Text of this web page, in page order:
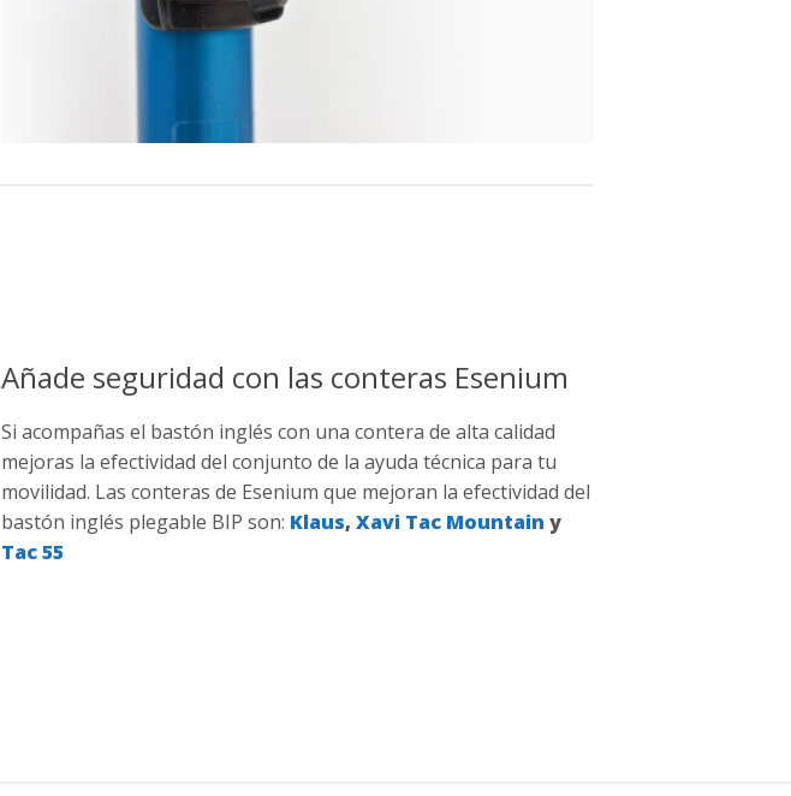
Añade seguridad con las conteras Esenium
Si acompañas el bastón inglés con una contera de alta calidad
mejoras la efectividad del conjunto de la ayuda técnica para tu
movilidad. Las conteras de Esenium que mejoran la efectividad del
bastón inglés plegable BIP son: Klaus, Xavi Tac Mountain y
Tac 55